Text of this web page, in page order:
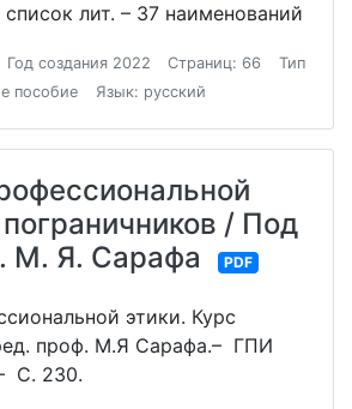
лит. – 37 наименований
Год создания 2022 Страниц: 66
Тип
пособие
Язык: русский
/ Под
М. Я. Сарафа
PDF
этики. Курс
проф. М.Я Сарафа.– ГПИ
С. 230.